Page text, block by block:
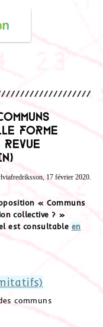
forme
17 février 2020.
« Communs
collective ? »
est consultable en
communs